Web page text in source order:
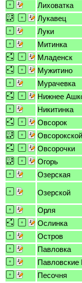
Лиховатка
Лукавец
Луки
Митинка
Младенск
Мужитино
Мурачевка
Нижнее
Никитинка
Овсорок
Овсорокской
Овсорочки
Огорь
Озерская
Озерской
Орля
Ослинка
Остров
Павловка
Павловские
Песочня